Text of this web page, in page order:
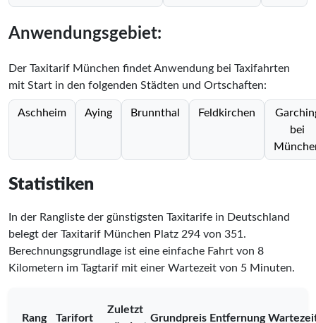
Anwendungsgebiet:
Der Taxitarif München findet Anwendung bei Taxifahrten
mit Start in den folgenden Städten und Ortschaften:
Aschheim Aying Brunnthal Feldkirchen
bei
Statistiken
In der Rangliste der günstigsten Taxitarife in Deutschland
belegt der Taxitarif München Platz 294 von 351.
Berechnungsgrundlage ist eine einfache Fahrt von 8
Kilometern im Tagtarif mit einer Wartezeit von 5 Minuten.
Rang Tarifort
Zuletzt
Grundpreis Entfernung